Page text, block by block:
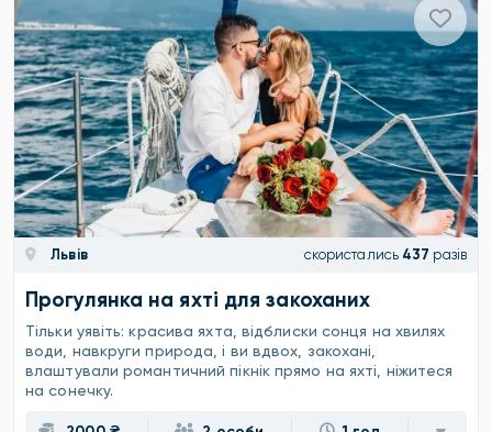
Львів скористались 437 разів
Прогулянка на яхті для закоханих
Тільки уявіть: красива яхта, відблиски сонця на хвилях
води, навкруги природа, і ви вдвох, закохані,
влаштували романтичний пікнік прямо на яхті, ніжитеся
на сонечку.